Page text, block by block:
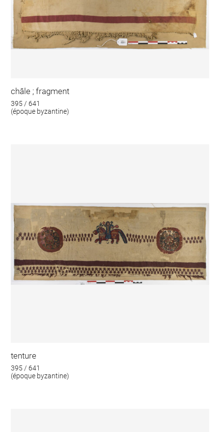
châle ; fragment
395 / 641
(époque byzantine)
tenture
395 / 641
(époque byzantine)